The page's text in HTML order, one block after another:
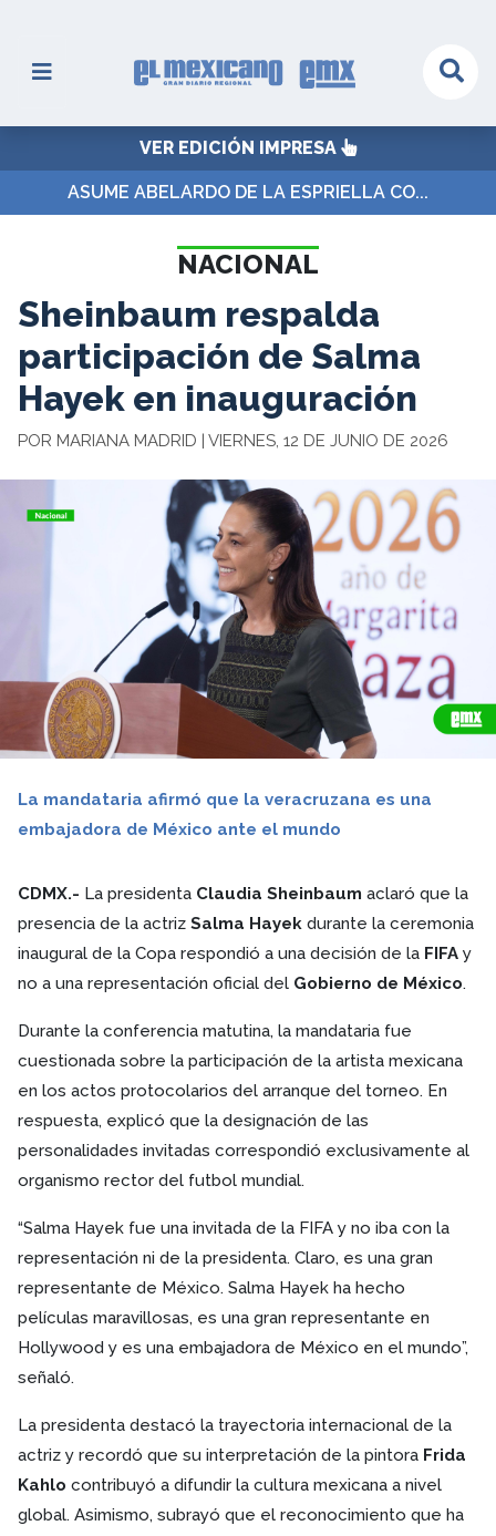
VER EDICIÓN IMPRESA
ASUME ABELARDO DE LA ESPRIELLA CO...
NACIONAL
Sheinbaum respalda
participación de Salma
Hayek en inauguración
POR MARIANA MADRID | VIERNES, 12 DE JUNIO DE 2026
La mandataria afirmó que la veracruzana es una
embajadora de México ante el mundo
CDMX.- La presidenta Claudia Sheinbaum aclaró que la
presencia de la actriz Salma Hayek durante la ceremonia
inaugural de la Copa respondió a una decisión de la FIFA y
no a una representación oficial del Gobierno de México.
Durante la conferencia matutina, la mandataria fue
cuestionada sobre la participación de la artista mexicana
en los actos protocolarios del arranque del torneo. En
respuesta, explicó que la designación de las
personalidades invitadas correspondió exclusivamente al
organismo rector del futbol mundial.
“Salma Hayek fue una invitada de la FIFA y no iba con la
representación ni de la presidenta. Claro, es una gran
representante de México. Salma Hayek ha hecho
películas maravillosas, es una gran representante en
Hollywood y es una embajadora de México en el mundo”,
señaló.
La presidenta destacó la trayectoria internacional de la
actriz y recordó que su interpretación de la pintora Frida
Kahlo contribuyó a difundir la cultura mexicana a nivel
global. Asimismo, subrayó que el reconocimiento que ha